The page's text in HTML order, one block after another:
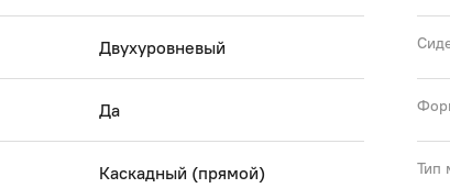
Двухуровневый
Да
Каскадный (прямой) Тип